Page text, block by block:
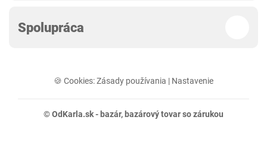
Spolupráca
🍪 Cookies:Zásady používania | Nastavenie
© OdKarla.sk - bazár, bazárový tovar so zárukou